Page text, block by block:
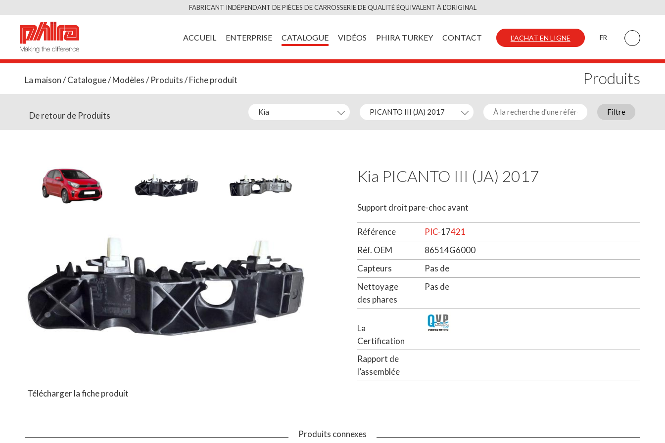
Skip
content
FABRICANT INDÉPENDANT DE PIÈCES DE CARROSSERIE DE QUALITÉ ÉQUIVALENT À L’ORIGINAL
ACCUEIL ENTERPRISE CATALOGUE VIDÉOS PHIRA TURKEY CONTACT L’ACHAT EN LIGNE FR
La maison/Catalogue/Modèles/Produits/ Fiche produit Produits
De retour de Produits Filtre
Télécharger la fiche produit
Kia PICANTO III (JA) 2017
Support droit pare-choc avant
Référence PIC-17421
Réf. OEM
86514G6000
Capteurs
Pas de
Nettoyage
des phares
Pas de
La
Certification
Rapport de
l’assemblée
Produits connexes